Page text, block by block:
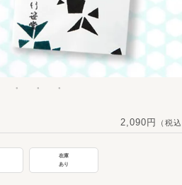
2,090円
（税
在庫
あり